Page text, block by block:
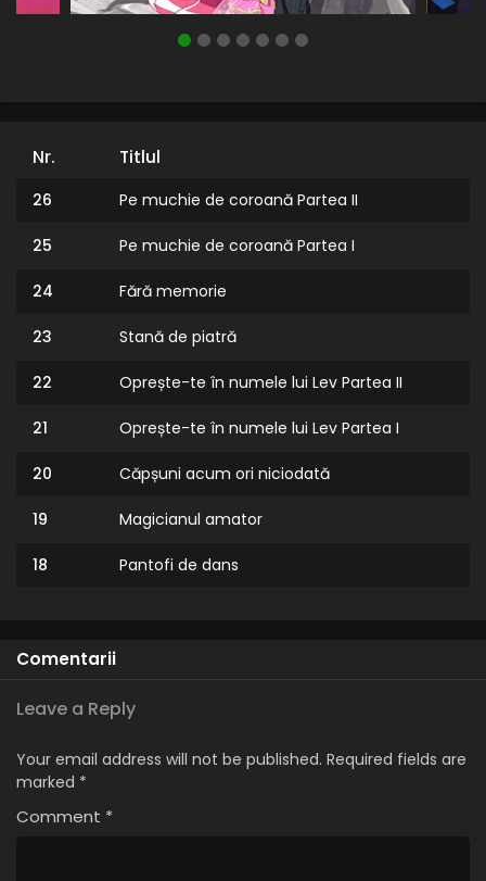
Nr. Titlul
26 Pe muchie de coroană Partea II
25 Pe muchie de coroană Partea I
24 Fără memorie
23 Stană de piatră
22 Oprește-te în numele lui Lev Partea II
21 Oprește-te în numele lui Lev Partea I
20 Căpșuni acum ori niciodată
19 Magicianul amator
18 Pantofi de dans
16
15 Rubinul Orientului
Inimă de deșert
13
Comentarii
Leave a Reply
Your email address will not be published. Required fields are
marked *
Comment *